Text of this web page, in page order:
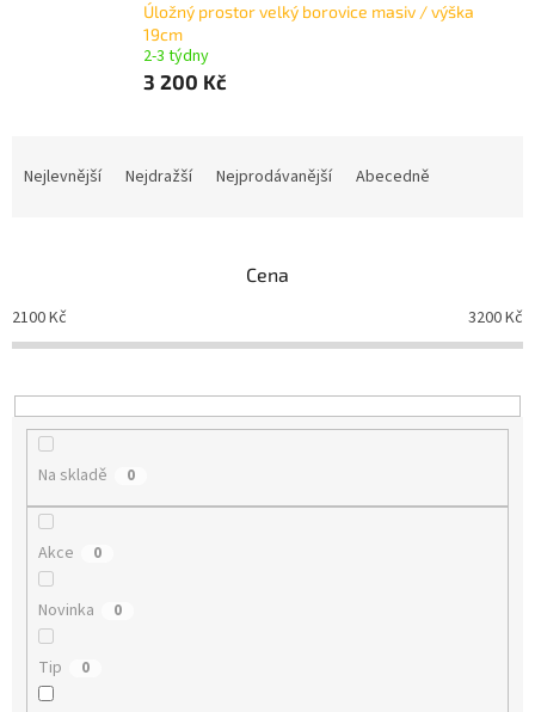
Úložný prostor velký borovice masiv / výška
19cm
2-3 týdny
3 200 Kč
p
r
o
u
Nejlevnější Nejdražší Nejprodávanější Abecedně
Cena
2100Kč 3200Kč
Na skladě 0
Akce 0
Novinka 0
Tip 0